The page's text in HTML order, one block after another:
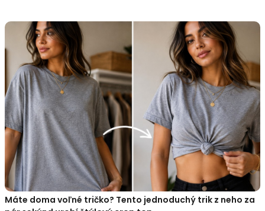
Máte doma voľné tričko? Tento jednoduchý trik z neho za